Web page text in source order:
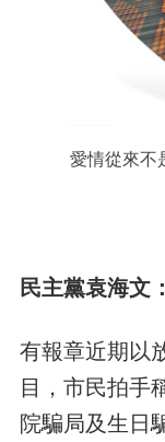
愛情從來不
民主黨袁海文
有報章近期以
目，市民拍手
院騙局及生日